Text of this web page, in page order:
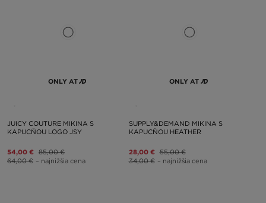
ONLY AT
JUICY COUTURE MIKINA S
KAPUCŇOU LOGO JSY
54,00 € 85,00 €
64,00 € – najnižšia cena
ONLY AT
SUPPLY&DEMAND MIKINA S
KAPUCŇOU HEATHER
28,00 € 55,00 €
34,00 € – najnižšia cena